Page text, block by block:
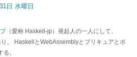
日 水曜日
（愛称 Haskell-jp）発起人の一人にして、
。 HaskellとWebAssemblyとプリキュアとポ
。